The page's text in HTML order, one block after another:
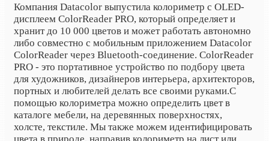
Компания Datacolor выпустила колориметр с OLED-
дисплеем ColorReader PRO, который определяет и
хранит до 10 000 цветов и может работать автономно
либо совместно с мобильным приложением Datacolor
ColorReader через Bluetooth-соединение. ColorReader
PRO - это портативное устройство по подбору цвета
для художников, дизайнеров интерьера, архитекторов,
портных и любителей делать все своими руками.С
помощью колориметра можно определить цвет в
каталоге мебели, на деревянных поверхностях,
холсте, текстиле. Мы также можем идентифицировать